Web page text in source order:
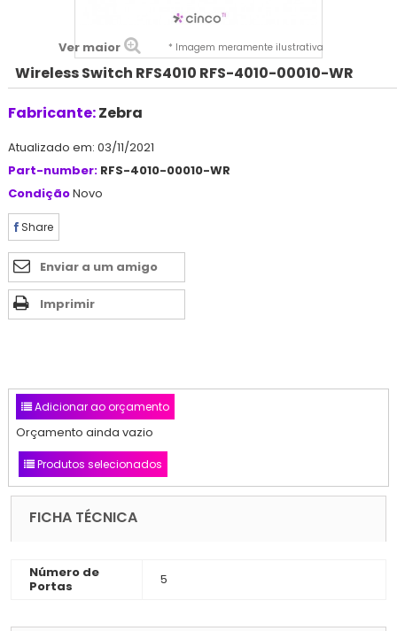
Ver maior * Imagem meramente ilustrativa
Wireless Switch RFS4010 RFS-4010-00010-WR
Fabricante:Zebra
Atualizado em: 03/11/2021
Part-number: RFS-4010-00010-WR
CondiçãoNovo
Share
Enviar a um amigo
Imprimir
Adicionar ao orçamento
Orçamento ainda vazio
Produtos selecionados
FICHA TÉCNICA
Número de
Portas
5